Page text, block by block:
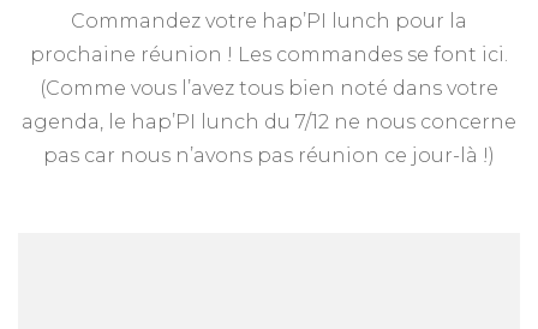
Commandez votre hap’PI lunch pour la
prochaine réunion ! Les commandes se font ici.
(Comme vous l’avez tous bien noté dans votre
agenda, le hap’PI lunch du 7/12 ne nous concerne
pas car nous n’avons pas réunion ce jour-là !)